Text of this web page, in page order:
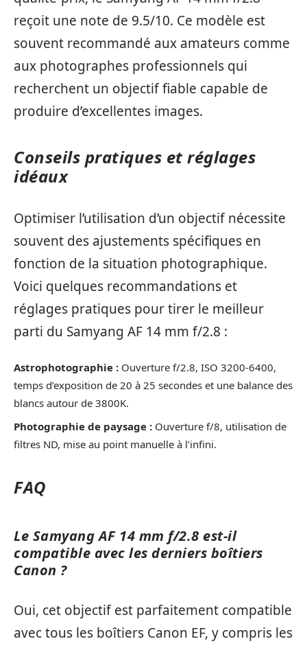
reçoit une note de 9.5/10. Ce modèle est
souvent recommandé aux amateurs comme
aux photographes professionnels qui
recherchent un objectif fiable capable de
produire d’excellentes images.
Conseils pratiques et réglages
idéaux
Optimiser l’utilisation d’un objectif nécessite
souvent des ajustements spécifiques en
fonction de la situation photographique.
Voici quelques recommandations et
réglages pratiques pour tirer le meilleur
parti du Samyang AF 14 mm f/2.8 :
Astrophotographie : Ouverture f/2.8, ISO 3200-6400,
temps d’exposition de 20 à 25 secondes et une balance des
blancs autour de 3800K.
Photographie de paysage : Ouverture f/8, utilisation de
filtres ND, mise au point manuelle à l’infini.
FAQ
Le Samyang AF 14 mm f/2.8 est-il
compatible avec les derniers boîtiers
Canon ?
Oui, cet objectif est parfaitement compatible
avec tous les boîtiers Canon EF, y compris les